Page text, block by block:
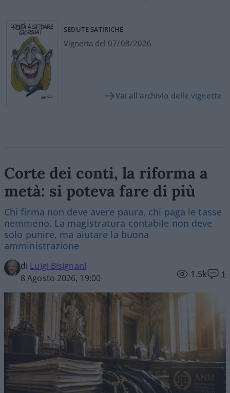
SEDUTE SATIRICHE
Vignetta del 07/08/2026
Vai all'archivio delle vignette
Corte dei conti, la riforma a
metà: si poteva fare di più
Chi firma non deve avere paura, chi paga le tasse
nemmeno. La magistratura contabile non deve
solo punire, ma aiutare la buona
amministrazione
di Luigi Bisignani
8 Agosto 2026, 19:00
1.5k 1